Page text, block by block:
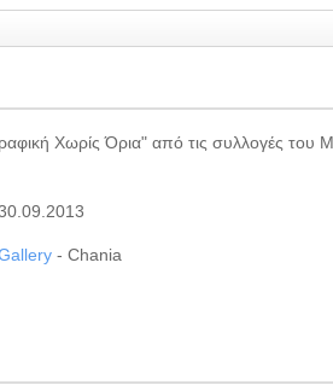
Χωρίς Όρια" από τις συλλογές του
- Chania